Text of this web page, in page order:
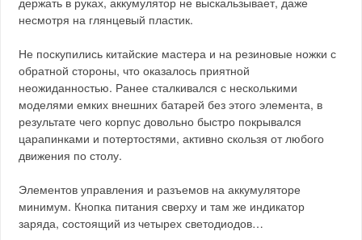
несмотря на глянцевый пластик.
Не поскупились китайские мастера и на резиновые ножки с
обратной стороны, что оказалось приятной
неожиданностью. Ранее сталкивался с несколькими
моделями емких внешних батарей без этого элемента, в
результате чего корпус довольно быстро покрывался
царапинками и потертостями, активно скользя от любого
движения по столу.
Элементов управления и разъемов на аккумуляторе
минимум. Кнопка питания сверху и там же индикатор
заряда, состоящий из четырех светодиодов…